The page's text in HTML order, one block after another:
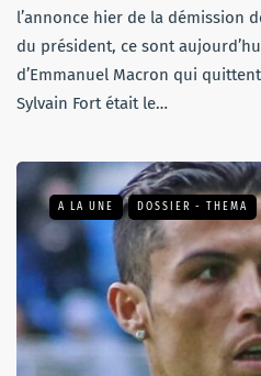
l’annonce hier de la démission
du président, ce sont
d’Emmanuel Macron qui
Sylvain Fort était le…
A LA UNE DOSSIER - THEMA